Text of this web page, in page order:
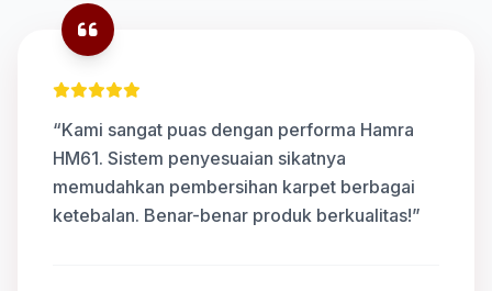
“Kami sangat puas dengan performa Hamra
HM61. Sistem penyesuaian sikatnya
memudahkan pembersihan karpet berbagai
ketebalan. Benar-benar produk berkualitas!”